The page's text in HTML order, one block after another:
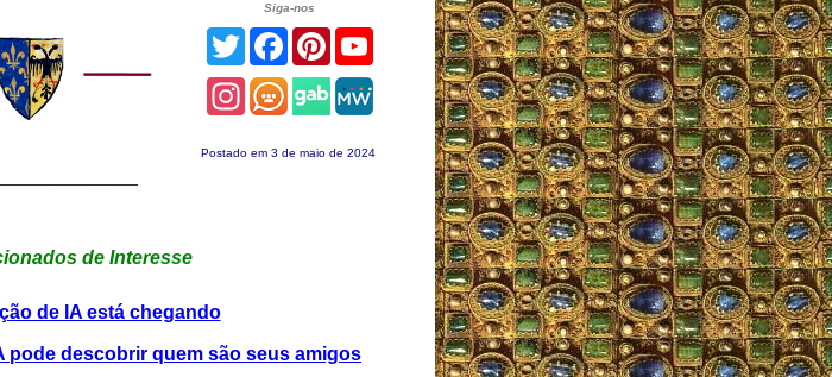
Siga-nos
TwitterFacebook
PinterestYouTube
Instagram
Postado em 3 de maio de 2024
de Interesse
de IA está chegando
pode descobrir quem são seus amigos